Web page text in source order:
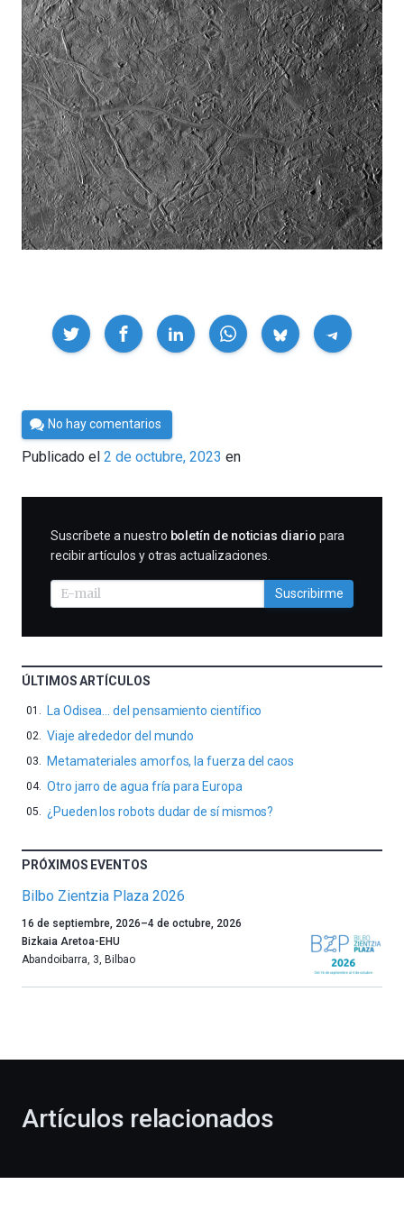
Compartir
Por
César
Tomé
No hay comentarios
Publicado el 2 de octubre, 2023 en
SUSCRIBIRME
Suscríbete a nuestro boletín de noticias diario para
recibir artículos y otras actualizaciones.
Suscribirme
ÚLTIMOS ARTÍCULOS
La Odisea… del pensamiento científico
Viaje alrededor del mundo
Metamateriales amorfos, la fuerza del caos
Otro jarro de agua fría para Europa
¿Pueden los robots dudar de sí mismos?
PRÓXIMOS EVENTOS
Bilbo Zientzia Plaza 2026
Un
año
más,
celebración
novena
16 de septiembre, 2026–4 de octubre, 2026
Bizkaia Aretoa-EHU
Abandoibarra, 3, Bilbao
Artículos relacionados